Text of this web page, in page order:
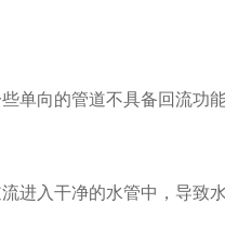
向的管道不具备回流功
入干净的水管中，导致水